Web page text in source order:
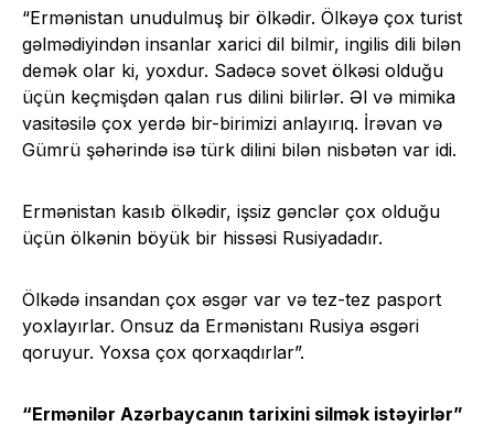
“Ermənistan unudulmuş bir ölkədir. Ölkəyə çox turist
gəlmədiyindən insanlar xarici dil bilmir, ingilis dili bilən
demək olar ki, yoxdur. Sadəcə sovet ölkəsi olduğu
üçün keçmişdən qalan rus dilini bilirlər. Əl və mimika
vasitəsilə çox yerdə bir-birimizi anlayırıq. İrəvan və
Gümrü şəhərində isə türk dilini bilən nisbətən var idi.
Ermənistan kasıb ölkədir, işsiz gənclər çox olduğu
üçün ölkənin böyük bir hissəsi Rusiyadadır.
Ölkədə insandan çox əsgər var və tez-tez pasport
yoxlayırlar. Onsuz da Ermənistanı Rusiya əsgəri
qoruyur. Yoxsa çox qorxaqdırlar”.
“Ermənilər Azərbaycanın tarixini silmək istəyirlər”